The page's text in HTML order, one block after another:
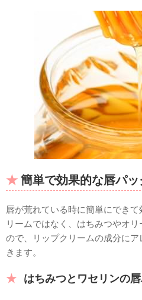
簡単で効果的な唇パッ
唇が荒れている時に簡単にでき
リームではなく、はちみつやオ
ので、リップクリームの成分に
きます。
はちみつとワセリンの